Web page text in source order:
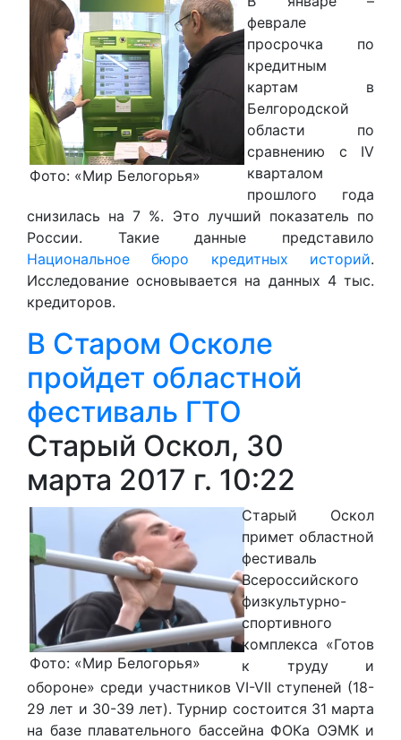
Фото: «Мир Белогорья»
феврале
просрочка по
кредитным
картам в
Белгородской
области по
сравнению с IV
кварталом
прошлого года
снизилась на 7 %. Это лучший показатель по
России. Такие данные представило
Национальное бюро кредитных историй.
Исследование основывается на данных 4 тыс.
кредиторов.
В Старом Осколе
пройдет областной
фестиваль ГТО
Старый Оскол, 30
марта 2017 г. 10:22
Фото: «Мир Белогорья»
Старый Оскол
примет областной
фестиваль
Всероссийского
физкультурно-
спортивного
комплекса «Готов
к труду и
обороне» среди участников VI-VII ступеней (18-
29 лет и 30-39 лет). Турнир состоится 31 марта
на базе плавательного бассейна ФОКа ОЭМК и